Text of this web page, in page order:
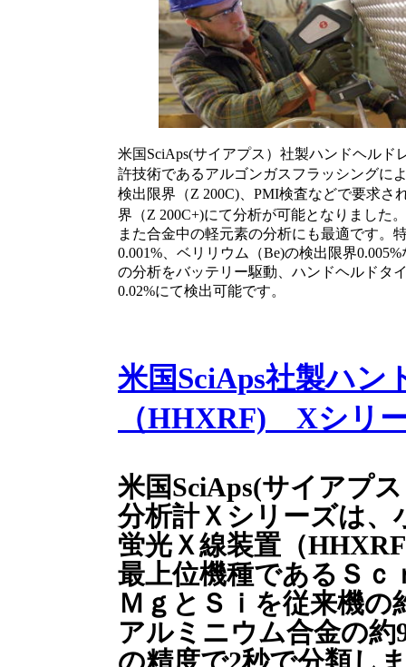
米国SciAps(サイアプス）社製ハンドヘル
許技術であるアルゴンガスフラッシングに
検出限界（Z 200C)、PMI検査などで要求さ
界（Z 200C+)にて分析が可能となりました。
また合金中の軽元素の分析にも最適です。
0.001%、ベリリウム（Be)の検出限界
の分析をバッテリー駆動、ハンドヘルドタ
0.02%にて検出可能です。
米国SciAps社製ハン
（HHXRF) Xシリ
米国SciAps(サイアプ
分析計Ｘシリーズは、
蛍光Ｘ線装置（
最上位機種であるＳ
ＭｇとＳｉを従来機
アルミニウム合金の約